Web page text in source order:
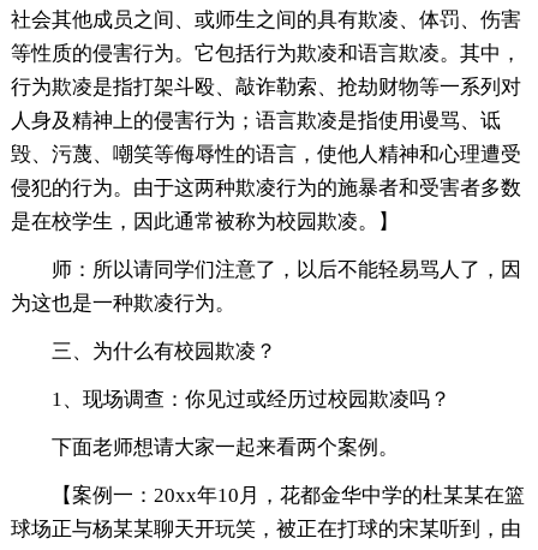
社会其他成员之间、或师生之间的具有欺凌、体罚、伤害
等性质的侵害行为。它包括行为欺凌和语言欺凌。其中，
行为欺凌是指打架斗殴、敲诈勒索、抢劫财物等一系列对
人身及精神上的侵害行为；语言欺凌是指使用谩骂、诋
毁、污蔑、嘲笑等侮辱性的语言，使他人精神和心理遭受
侵犯的行为。由于这两种欺凌行为的施暴者和受害者多数
是在校学生，因此通常被称为校园欺凌。】
师：所以请同学们注意了，以后不能轻易骂人了，因
为这也是一种欺凌行为。
三、为什么有校园欺凌？
1、现场调查：你见过或经历过校园欺凌吗？
下面老师想请大家一起来看两个案例。
【案例一：20xx年10月，花都金华中学的杜某某在篮
球场正与杨某某聊天开玩笑，被正在打球的宋某听到，由